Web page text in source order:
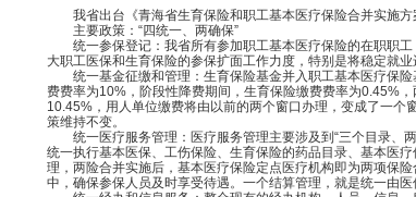
我省出台《青海省生育保险和职工基本医疗保险合并实施方
主要政策：“四统一、两确保”
统一参保登记：我省所有参加职工基本医疗保险的在职职工
大职工医保和生育保险的参保扩面工作力度，特别是将稳定就
统一基金征缴和管理：生育保险基金并入职工基本医疗保险
费费率为10%，阶段性降费期间，生育保险缴费费率为0.45%
10.45%，用人单位缴费将由以前的两个窗口办理，变成了一
策维持不变。
统一医疗服务管理：医疗服务管理主要涉及到“三个目录、两
统一执行基本医保、工伤保险、生育保险的药品目录、基本医
理，两险合并实施后，基本医疗保险定点医疗机构即为两项保
中，确保参保人员及时享受待遇。一个结算管理，就是统一由医